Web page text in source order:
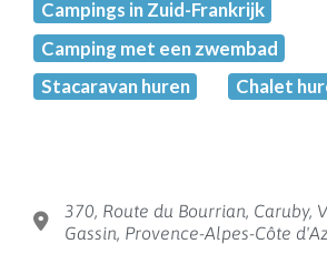
Campings in Zuid-Frankrijk
Camping met een zwembad
Stacaravan huren
Chalet
370, Route du Bourrian, Caruby,
Gassin, Provence-Alpes-Côte